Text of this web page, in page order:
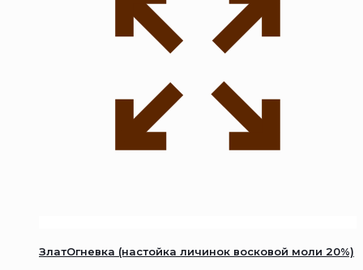
ЗлатОгневка (настойка личинок восковой моли 20%)